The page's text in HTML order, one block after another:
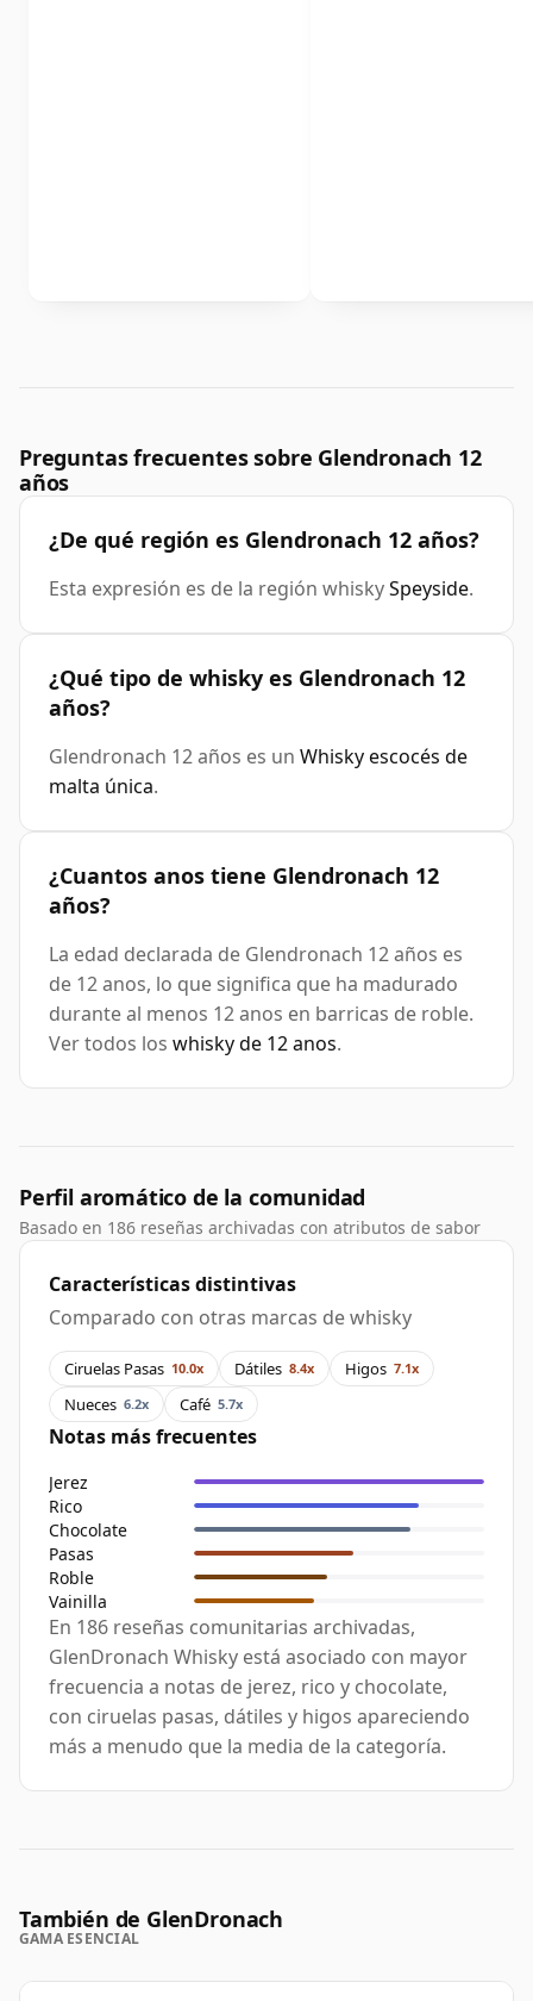
Preguntas frecuentes sobre Glendronach 12
años
¿De qué región es Glendronach 12 años?
Esta expresión es de la región whiskySpeyside.
¿Qué tipo de whisky es Glendronach 12
años?
Glendronach 12 años es un Whisky escocés de
malta única.
¿Cuantos anos tiene Glendronach 12
años?
La edad declarada de Glendronach 12 años es
de 12 anos, lo que significa que ha madurado
durante al menos 12 anos en barricas de roble.
Ver todos los whisky de 12 anos.
Perfil aromático de la comunidad
Basado en 186 reseñas archivadas con atributos de sabor
Características distintivas
Comparado con otras marcas de whisky
Ciruelas Pasas 10.0x Dátiles 8.4x Higos 7.1x
Nueces 6.2x Café 5.7x
Notas más frecuentes
Jerez
Rico
Chocolate
Pasas
Roble
Vainilla
En 186 reseñas comunitarias archivadas,
GlenDronach Whisky está asociado con mayor
frecuencia a notas de jerez, rico y chocolate,
con ciruelas pasas, dátiles y higos apareciendo
más a menudo que la media de la categoría.
También de GlenDronach
GAMA ESENCIAL